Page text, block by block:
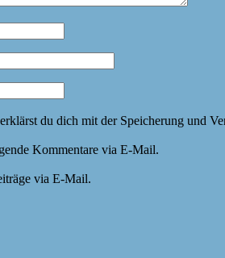
du dich mit der Speicherung und
Kommentare via E-Mail.
via E-Mail.